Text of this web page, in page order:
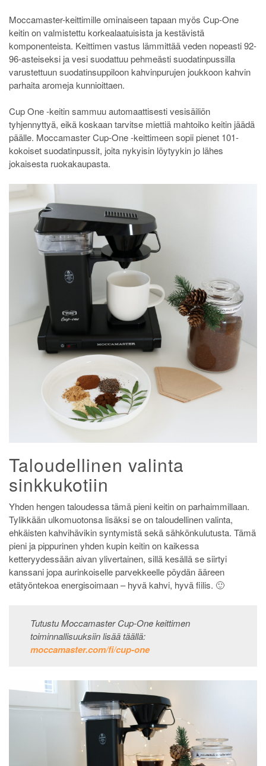
Moccamaster-keittimille ominaiseen tapaan myös Cup-One
keitin on valmistettu korkealaatuisista ja kestävistä
komponenteista. Keittimen vastus lämmittää veden nopeasti 92-
96-asteiseksi ja vesi suodattuu pehmeästi suodatinpussilla
varustettuun suodatinsuppiloon kahvinpurujen joukkoon kahvin
parhaita aromeja kunnioittaen.
Cup One -keitin sammuu automaattisesti vesisäiliön
tyhjennyttyä, eikä koskaan tarvitse miettiä mahtoiko keitin jäädä
päälle. Moccamaster Cup-One -keittimeen sopii pienet 101-
kokoiset suodatinpussit, joita nykyisin löytyykin jo lähes
jokaisesta ruokakaupasta.
Taloudellinen valinta
sinkkukotiin
Yhden hengen taloudessa tämä pieni keitin on parhaimmillaan.
Tylikkään ulkomuotonsa lisäksi se on taloudellinen valinta,
ehkäisten kahvihävikin syntymistä sekä sähkönkulutusta. Tämä
pieni ja pippurinen yhden kupin keitin on kaikessa
ketteryydessään aivan ylivertainen, sillä kesällä se siirtyi
kanssani jopa aurinkoiselle parvekkeelle pöydän ääreen
etätyöntekoa energisoimaan – hyvä kahvi, hyvä fiilis. 🙂
Tutustu Moccamaster Cup-One keittimen
toiminnallisuuksiin lisää täällä:
moccamaster.com/fi/cup-one